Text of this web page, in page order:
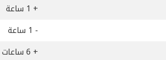
+ 1 ساعة
- 1 ساعة
+ 6 ساعات